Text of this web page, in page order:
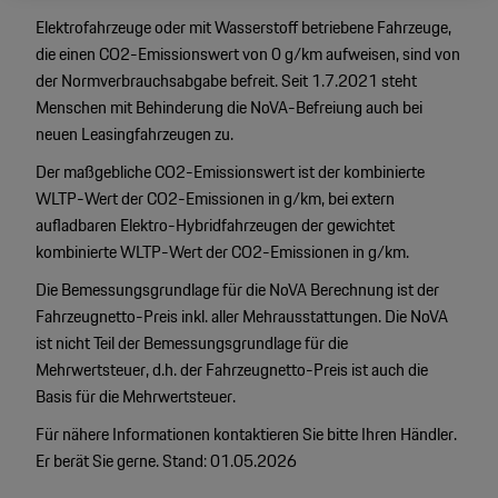
Elektrofahrzeuge oder mit Wasserstoff betriebene Fahrzeuge,
die einen CO2-Emissionswert von 0 g/km aufweisen, sind von
der Normverbrauchsabgabe befreit. Seit 1.7.2021 steht
Menschen mit Behinderung die NoVA-Befreiung auch bei
neuen Leasingfahrzeugen zu.
Der maßgebliche CO2-Emissionswert ist der kombinierte
WLTP-Wert der CO2-Emissionen in g/km, bei extern
aufladbaren Elektro-Hybridfahrzeugen der gewichtet
kombinierte WLTP-Wert der CO2-Emissionen in g/km.
Die Bemessungsgrundlage für die NoVA Berechnung ist der
Fahrzeugnetto-Preis inkl. aller Mehrausstattungen. Die NoVA
ist nicht Teil der Bemessungsgrundlage für die
Mehrwertsteuer, d.h. der Fahrzeugnetto-Preis ist auch die
Basis für die Mehrwertsteuer.
Für nähere Informationen kontaktieren Sie bitte Ihren Händler.
Er berät Sie gerne. Stand: 01.05.2026
werden.